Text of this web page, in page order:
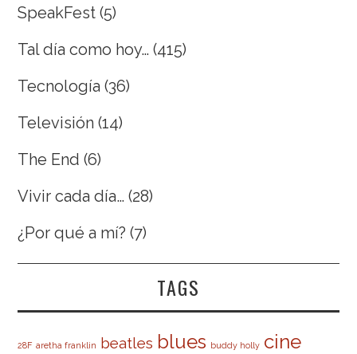
SpeakFest (5)
Tal día como hoy… (415)
Tecnología (36)
Televisión (14)
The End (6)
Vivir cada día… (28)
¿Por qué a mí? (7)
TAGS
28F aretha franklin beatles blues buddy holly cine